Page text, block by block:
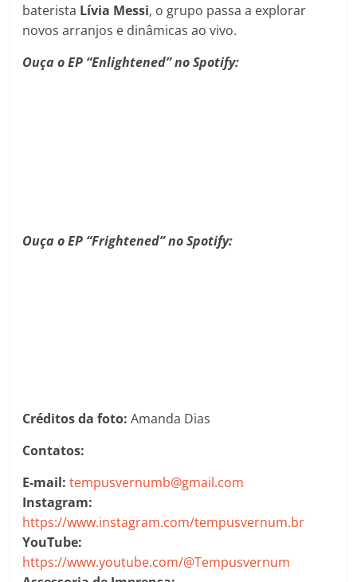
baterista Lívia Messi, o grupo passa a explorar
novos arranjos e dinâmicas ao vivo.
Ouça o EP “Enlightened” no Spotify:
Ouça o EP “Frightened” no Spotify:
Créditos da foto: Amanda Dias
Contatos:
E-mail:tempusvernumb@gmail.com
Instagram:
https://www.instagram.com/tempusvernum.br
YouTube:
https://www.youtube.com/@Tempusvernum